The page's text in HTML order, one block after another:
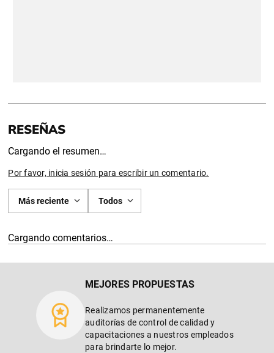
Cargando el resumen…
Por favor, inicia sesión para escribir un comentario.
Más reciente Todos
Cargando comentarios…
MEJORES PROPUESTAS
Realizamos permanentemente
auditorías de control de calidad y
capacitaciones a nuestros empleados
para brindarte lo mejor.